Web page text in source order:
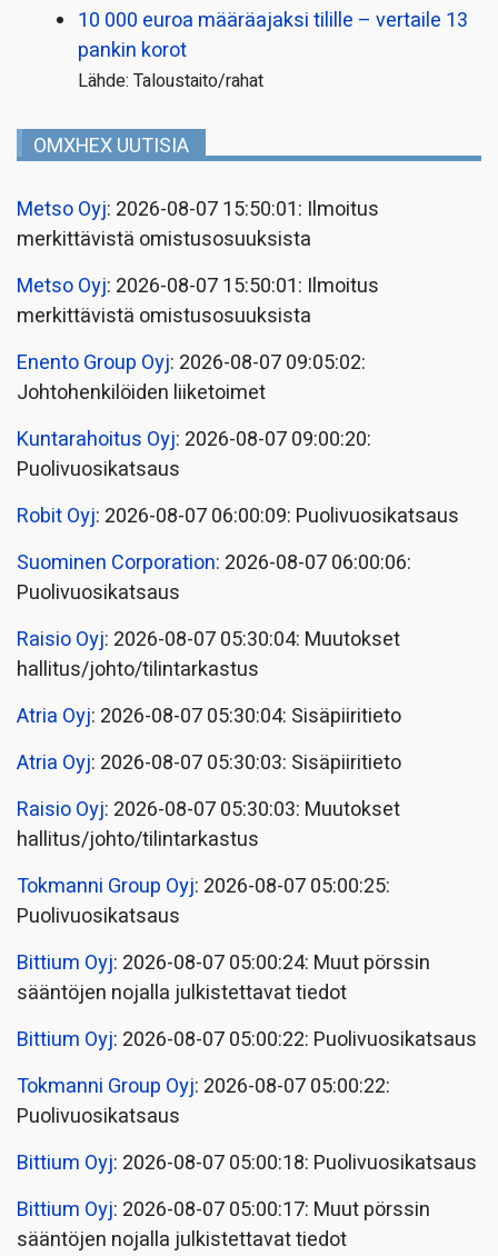
10 000 euroa määräajaksi tilille – vertaile 13
pankin korot
Lähde: Taloustaito/rahat
OMXHEX UUTISIA
Metso Oyj: 2026-08-07 15:50:01: Ilmoitus
merkittävistä omistusosuuksista
Metso Oyj: 2026-08-07 15:50:01: Ilmoitus
merkittävistä omistusosuuksista
Enento Group Oyj: 2026-08-07 09:05:02:
Johtohenkilöiden liiketoimet
Kuntarahoitus Oyj: 2026-08-07 09:00:20:
Puolivuosikatsaus
Robit Oyj: 2026-08-07 06:00:09: Puolivuosikatsaus
Suominen Corporation: 2026-08-07 06:00:06:
Puolivuosikatsaus
Raisio Oyj: 2026-08-07 05:30:04: Muutokset
hallitus/johto/tilintarkastus
Atria Oyj: 2026-08-07 05:30:04: Sisäpiiritieto
Atria Oyj: 2026-08-07 05:30:03: Sisäpiiritieto
Raisio Oyj: 2026-08-07 05:30:03: Muutokset
hallitus/johto/tilintarkastus
Tokmanni Group Oyj: 2026-08-07 05:00:25:
Puolivuosikatsaus
Bittium Oyj: 2026-08-07 05:00:24: Muut pörssin
sääntöjen nojalla julkistettavat tiedot
Bittium Oyj: 2026-08-07 05:00:22: Puolivuosikatsaus
Tokmanni Group Oyj: 2026-08-07 05:00:22:
Puolivuosikatsaus
Bittium Oyj: 2026-08-07 05:00:18: Puolivuosikatsaus
Bittium Oyj: 2026-08-07 05:00:17: Muut pörssin
sääntöjen nojalla julkistettavat tiedot